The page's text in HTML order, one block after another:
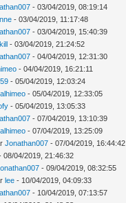
- 03/04/2019, 08:19:14
- 03/04/2019, 11:17:48
- 03/04/2019, 15:40:39
- 03/04/2019, 21:24:52
- 04/04/2019, 12:31:30
- 04/04/2019, 16:21:11
- 05/04/2019, 12:03:24
- 05/04/2019, 12:33:05
- 05/04/2019, 13:05:33
- 07/04/2019, 13:10:39
- 07/04/2019, 13:25:09
Jonathan007 - 07/04/2019, 16:44:42
08/04/2019, 21:46:32
- 09/04/2019, 08:32:55
lee - 10/04/2019, 04:09:33
- 10/04/2019, 07:13:57